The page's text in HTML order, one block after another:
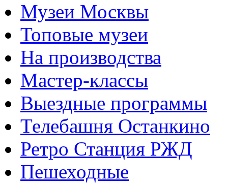
Музеи Москвы
Топовые музеи
На производства
Мастер-классы
Выездные программы
Телебашня Останкино
Ретро Станция РЖД
Пешеходные